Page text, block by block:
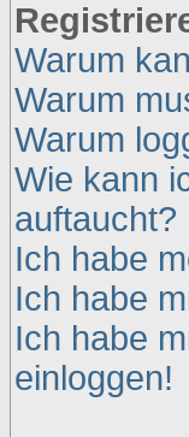
Warum
Warum
Warum
Wie kann
auftaucht?
Ich habe
Ich habe
Ich habe
einloggen!